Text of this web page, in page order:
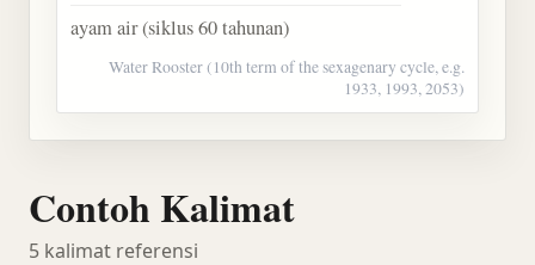
ayam air (siklus 60 tahunan)
Water Rooster (10th term of the sexagenary cycle, e.g.
1933, 1993, 2053)
Contoh Kalimat
5 kalimat referensi